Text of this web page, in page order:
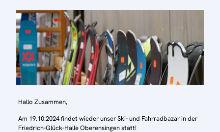
Hallo Zusammen,
Am 19.10.2024 findet wieder unser Ski- und Fahrradbazar in der
Friedrich-Glück-Halle Oberensingen statt!